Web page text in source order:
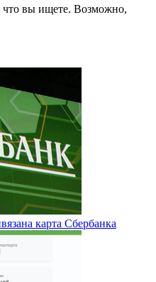
вы ищете. Возможно,
карта Сбербанка